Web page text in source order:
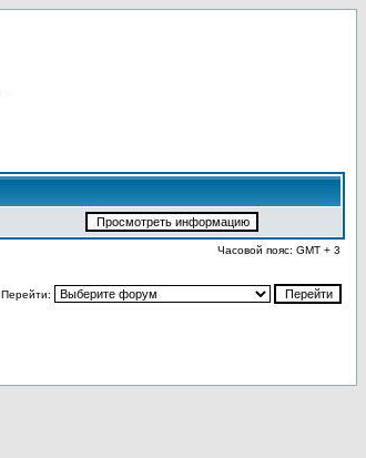
Часовой пояс: GMT + 3
Перейти: